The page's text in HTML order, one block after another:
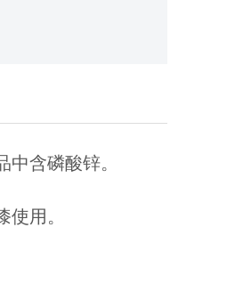
含磷酸锌。
用。